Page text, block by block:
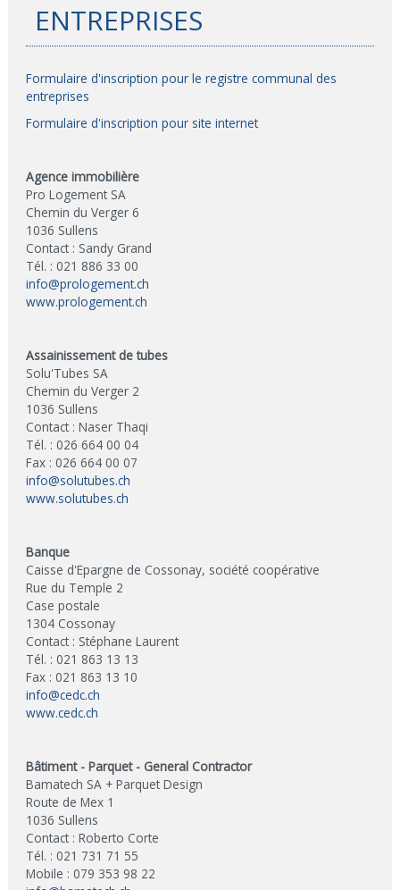
ENTREPRISES
Formulaire d'inscription pour le registre communal des
entreprises
Formulaire d'inscription pour site internet
Agence immobilière
Pro Logement SA
Chemin du Verger 6
1036 Sullens
Contact : Sandy Grand
Tél. : 021 886 33 00
info@prologement.ch
www.prologement.ch
Assainissement de tubes
Solu'Tubes SA
Chemin du Verger 2
1036 Sullens
Contact : Naser Thaqi
Tél. : 026 664 00 04
Fax : 026 664 00 07
info@solutubes.ch
www.solutubes.ch
Banque
Caisse d'Epargne de Cossonay, société coopérative
Rue du Temple 2
Case postale
1304 Cossonay
Contact : Stéphane Laurent
Tél. : 021 863 13 13
Fax : 021 863 13 10
info@cedc.ch
www.cedc.ch
Bâtiment - Parquet - General Contractor
Bamatech SA + Parquet Design
Route de Mex 1
1036 Sullens
Contact : Roberto Corte
Tél. : 021 731 71 55
Mobile : 079 353 98 22